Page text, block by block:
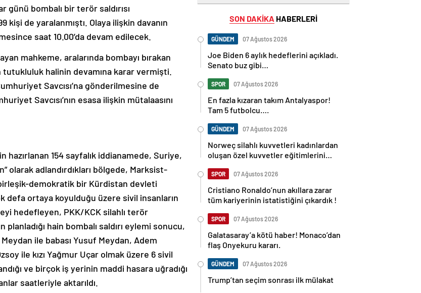
günü bombalı bir terör saldırısı
kişi de yaralanmıştı. Olaya ilişkin davanın
saat 10.00’da devam edilecek.
mahkeme, aralarında bombayı bırakan
tutukluluk halinin devamına karar vermişti.
Savcısı’na gönderilmesine de
Savcısı’nın esasa ilişkin mütalaasını
hazırlanan 154 sayfalık iddianamede, Suriye,
olarak adlandırdıkları bölgede, Marksist-
demokratik bir Kürdistan devleti
ortaya koyulduğu üzere sivil insanların
hedefleyen, PKK/KCK silahlı terör
hain bombalı saldırı eylemi sonucu,
ile babası Yusuf Meydan, Adem
ile kızı Yağmur Uçar olmak üzere 6 sivil
ve birçok iş yerinin maddi hasara uğradığı
saatleriyle aktarıldı.
SON DAKİKA HABERLERİ
GÜNDEM 07 Ağustos 2026
Joe Biden 6 aylık hedeflerini açıkladı.
Senato buz gibi…
SPOR 07 Ağustos 2026
En fazla kızaran takım Antalyaspor!
Tam 5 futbolcu….
GÜNDEM 07 Ağustos 2026
Norweç silahlı kuvvetleri kadınlardan
oluşan özel kuvvetler eğitimlerini
SPOR 07 Ağustos 2026
Cristiano Ronaldo’nun akıllara zarar
tüm kariyerinin istatistiğini çıkardık !
SPOR 07 Ağustos 2026
Galatasaray’a kötü haber! Monaco’dan
flaş Onyekuru kararı.
GÜNDEM 07 Ağustos 2026
Trump’tan seçim sonrası ilk mülakat